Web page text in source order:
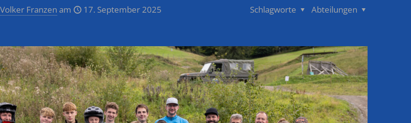
Volker Franzen am 17. September 2025 Abteilungen
Schlagworte